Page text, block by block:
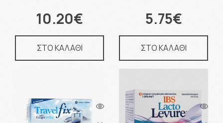
10.20€
ΣΤΟ ΚΑΛΑΘΙ
5.75€
ΣΤΟ ΚΑΛΑΘΙ